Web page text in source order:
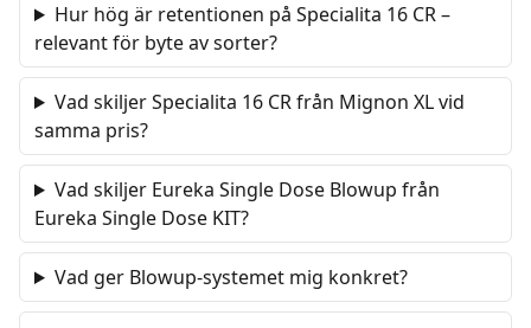
Hur hög är retentionen på Specialita 16 CR –
relevant för byte av sorter?
Vad skiljer Specialita 16 CR från Mignon XL vid
samma pris?
Vad skiljer Eureka Single Dose Blowup från
Eureka Single Dose KIT?
Vad ger Blowup-systemet mig konkret?